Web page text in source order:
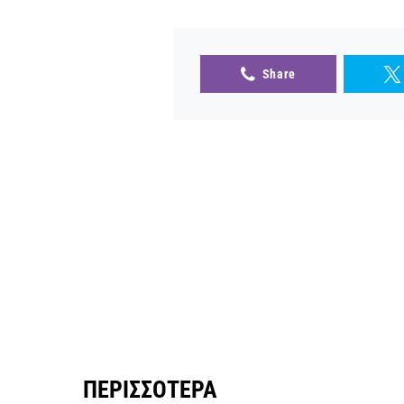
Share
ΠΕΡΙΣΣΌΤΕΡΑ